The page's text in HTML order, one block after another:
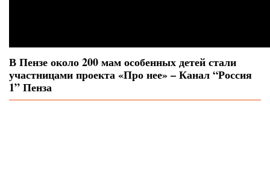
В Пензе около 200 мам особенных детей стали
участницами проекта «Про нее» – Канал “Россия
1” Пенза